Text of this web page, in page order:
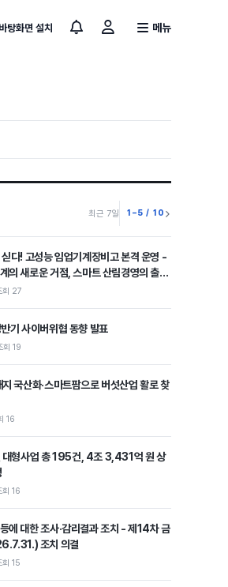
바탕화면 설치 메뉴
최근 7일 1–5 / 10
다! 고성능 임업기계장비고 본격 운영 -
의 새로운 거점, 스마트 산림경영의 출발
회 27
기 사이버위협 동향 발표
회 19
지 국산화·스마트팜으로 버섯산업 활로 찾
16
대형사업 총 195건, 4조 3,431억 원 상
회 16
에 대한 조사·감리결과 조치 - 제14차 금
조치 의결
회 15